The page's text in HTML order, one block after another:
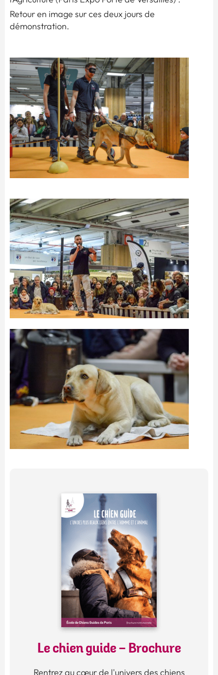
Retour en image sur ces deux jours de
démonstration.
Le chien guide - Brochure
Rentrez au cœur de l'univers des chiens